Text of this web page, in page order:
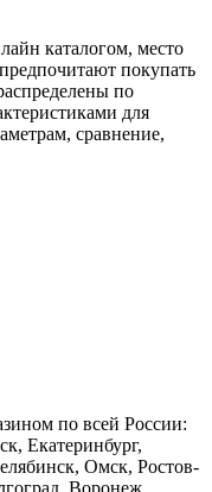
каталогом, место
покупать
по
для
сравнение,
по всей России:
Екатеринбург,
Омск, Ростов-